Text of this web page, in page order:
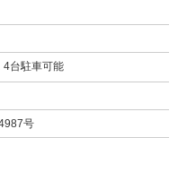
4台駐車可能
号